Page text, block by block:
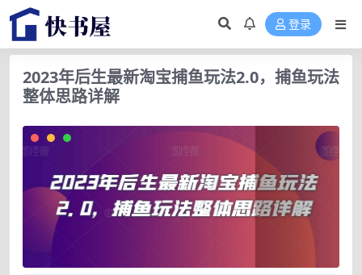
登录
2023年后生最新淘宝捕鱼玩法2.0，捕鱼玩法
整体思路详解